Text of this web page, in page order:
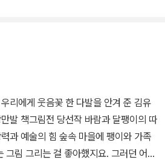
과 예술의 힘 숲속 마을에 팽이와 가족
그림 그리는 걸 좋아했지요. 그러던 어느